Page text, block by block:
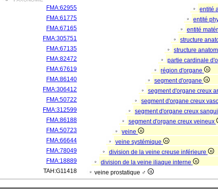
FMA:62955
entité
FMA:61775
entité
FMA:67165
entité
FMA:305751
structure
FMA:67135
structure
FMA:82472
partie cardinale
FMA:67619
région d'organe
FMA:86140
segment d'organe
FMA:306412
segment d'organe creux
FMA:50722
segment d'organe creux
FMA:312599
segment d'organe creux
FMA:86188
segment d'organe creux veineux
FMA:50723
veine
FMA:66644
veine systémique
FMA:78049
division de la veine creuse inférieure
FMA:18889
division de la veine iliaque interne
TAH:G11418
veine prostatique ♂